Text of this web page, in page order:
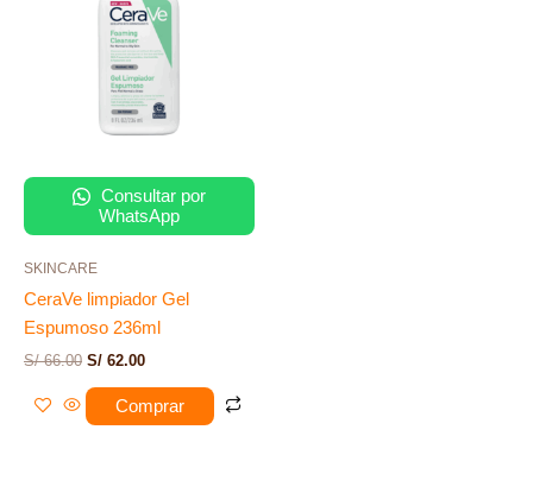
Consultar por
WhatsApp
SKINCARE
CeraVe limpiador Gel
Espumoso 236ml
S/66.00
S/ 66.00.
S/ 62.00
S/ 62.00.
Comprar